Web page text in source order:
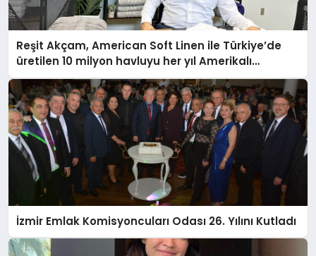
Reşit Akçam, American Soft Linen ile Türkiye’de
üretilen 10 milyon havluyu her yıl Amerikalı
tüketicilerle buluşturuyor
İzmir Emlak Komisyoncuları Odası 26. Yılını Kutladı